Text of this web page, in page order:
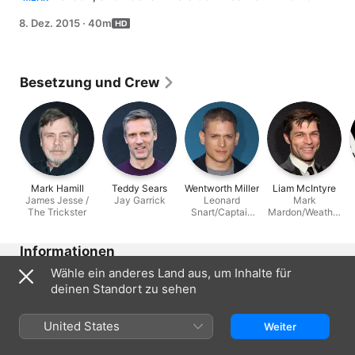
James Jesse (Trickster) aus Iron Heights befreien. Barry
Stadt übernehmen. Joe und Iris treffen indes Wally
West.
8. Dez. 2015 · 40m
Besetzung und Crew
Mark Hamill
James Jesse /
The Trickster
Teddy Sears
Jay Garrick
Wentworth Miller
Leonard
Snart/Captain
Liam McIntyre
Mark
Mardon/Weather
Informationen
Erschienen
Dauer
40 Min.
Wähle ein anderes Land aus, um Inhalte für
deinen Standort zu sehen
United States Weiter